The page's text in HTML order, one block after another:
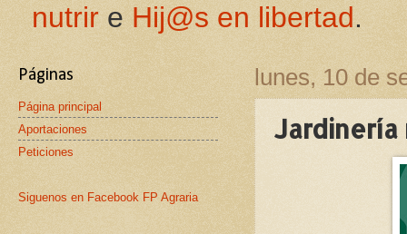
nutrir e Hij@s en libertad.
lunes, 10 de
Jardinería
Páginas
Página principal
Aportaciones
Peticiones
Siguenos en Facebook FP Agraria